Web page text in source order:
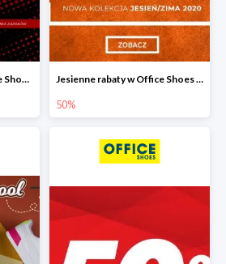
Obuwie dziecięce w Office Shoes do -70% Jesienne rabaty w Office Shoes do -50%
50%